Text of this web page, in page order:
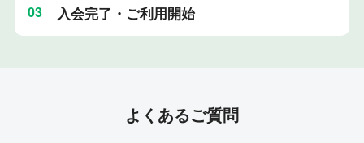
03 入会完了・ご利用開始
よくあるご質問